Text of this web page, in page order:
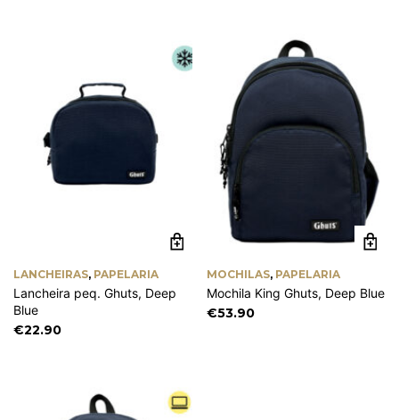
LANCHEIRAS, PAPELARIA
Lancheira peq. Ghuts, Deep
Blue
€22.90
MOCHILAS, PAPELARIA
Mochila King Ghuts, Deep Blue
€53.90